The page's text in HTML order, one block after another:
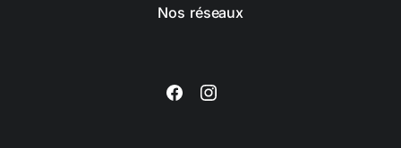
Nos réseaux